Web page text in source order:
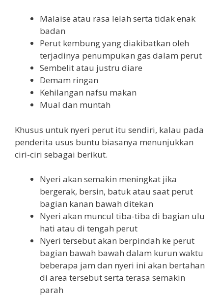
Malaise atau rasa lelah serta tidak enak
badan
Perut kembung yang diakibatkan oleh
terjadinya penumpukan gas dalam perut
Sembelit atau justru diare
Demam ringan
Kehilangan nafsu makan
Mual dan muntah
Khusus untuk nyeri perut itu sendiri, kalau pada
penderita usus buntu biasanya menunjukkan
ciri-ciri sebagai berikut.
Nyeri akan semakin meningkat jika
bergerak, bersin, batuk atau saat perut
bagian kanan bawah ditekan
Nyeri akan muncul tiba-tiba di bagian ulu
hati atau di tengah perut
Nyeri tersebut akan berpindah ke perut
bagian bawah bawah dalam kurun waktu
beberapa jam dan nyeri ini akan bertahan
di area tersebut serta terasa semakin
parah